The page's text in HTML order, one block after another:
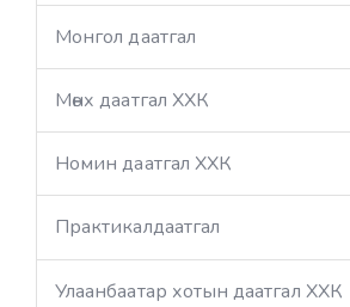
Монгол даатгал
Мөнх даатгал ХХК
Номин даатгал ХХК
Практикалдаатгал
Улаанбаатар хотын даатгал ХХК